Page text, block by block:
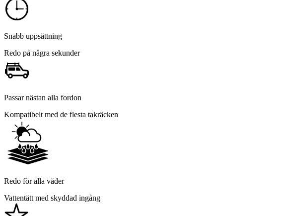
Snabb uppsättning
Redo på några sekunder
Passar nästan alla fordon
Kompatibelt med de flesta takräcken
Redo för alla väder
Vattentätt med skyddad ingång